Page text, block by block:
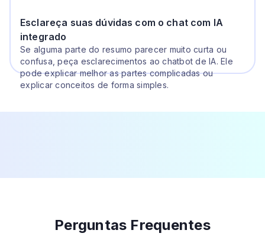
Esclareça suas dúvidas com o chat com IA
integrado
Se alguma parte do resumo parecer muito curta ou
confusa, peça esclarecimentos ao chatbot de IA. Ele
pode explicar melhor as partes complicadas ou
explicar conceitos de forma simples.
Perguntas Frequentes